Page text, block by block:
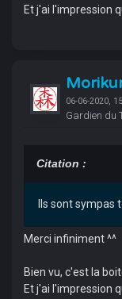
Et j'ai l'impression
06-06-2020,
Gardien du
Citation :
Ils sont sympas
Merci infiniment ^^
Bien vu, c'est la
Et j'ai l'impression